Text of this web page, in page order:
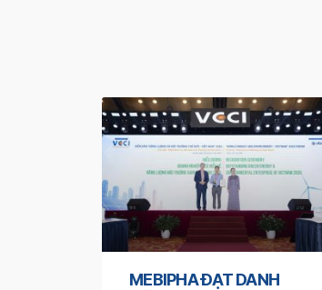
MEBIPHA ĐẠT DANH